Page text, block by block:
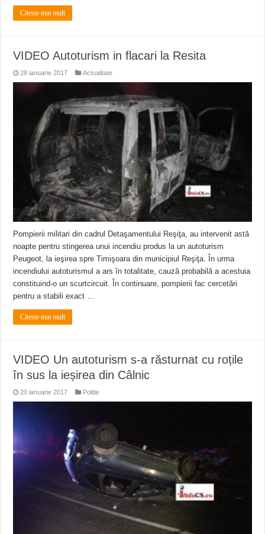
Citeste mai mult
VIDEO Autoturism in flacari la Resita
28 ianuarie 2017 Actualitate
Pompierii militari din cadrul Detaşamentului Reşiţa, au intervenit astă
noapte pentru stingerea unui incendiu produs la un autoturism
Peugeot, la ieşirea spre Timişoara din municipiul Reşiţa. În urma
incendiului autoturismul a ars în totalitate, cauză probabilă a acestuia
constituind-o un scurtcircuit. În continuare, pompierii fac cercetări
pentru a stabili exact …
Citeste mai mult
VIDEO Un autoturism s-a răsturnat cu roțile
în sus la ieșirea din Câlnic
20 ianuarie 2017 Politie